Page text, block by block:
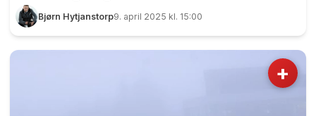
Bjørn Hytjanstorp9. april 2025 kl. 15:00
+